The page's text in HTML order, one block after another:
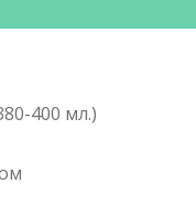
400 мл.)